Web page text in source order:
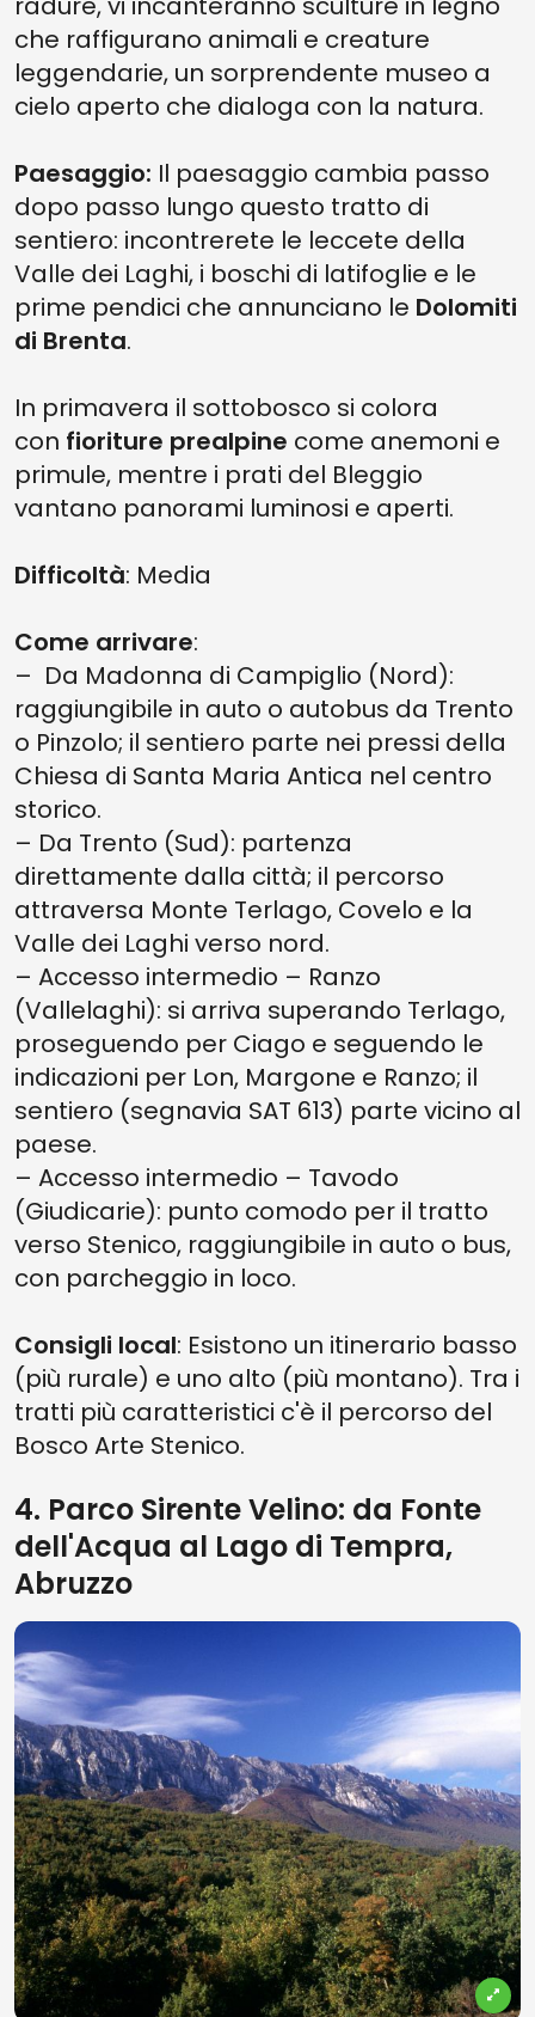
che raffigurano animali e creature
leggendarie, un sorprendente museo a
cielo aperto che dialoga con la natura.
Paesaggio: Il paesaggio cambia passo
dopo passo lungo questo tratto di
sentiero: incontrerete le leccete della
Valle dei Laghi, i boschi di latifoglie e le
prime pendici che annunciano le Dolomiti
di Brenta.
In primavera il sottobosco si colora
con fioriture prealpine come anemoni e
primule, mentre i prati del Bleggio
vantano panorami luminosi e aperti.
Difficoltà: Media
Come arrivare:
– Da Madonna di Campiglio (Nord):
raggiungibile in auto o autobus da Trento
o Pinzolo; il sentiero parte nei pressi della
Chiesa di Santa Maria Antica nel centro
storico.
– Da Trento (Sud): partenza
direttamente dalla città; il percorso
attraversa Monte Terlago, Covelo e la
Valle dei Laghi verso nord.
– Accesso intermedio – Ranzo
(Vallelaghi): si arriva superando Terlago,
proseguendo per Ciago e seguendo le
indicazioni per Lon, Margone e Ranzo; il
sentiero (segnavia SAT 613) parte vicino al
paese.
– Accesso intermedio – Tavodo
(Giudicarie): punto comodo per il tratto
verso Stenico, raggiungibile in auto o bus,
con parcheggio in loco.
Consigli local: Esistono un itinerario basso
(più rurale) e uno alto (più montano). Tra i
tratti più caratteristici c'è il percorso del
Bosco Arte Stenico.
4. Parco Sirente Velino: da Fonte
dell'Acqua al Lago di Tempra,
Abruzzo